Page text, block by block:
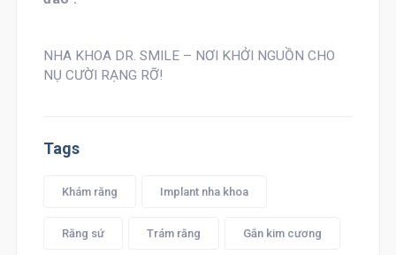
NHA KHOA DR. SMILE – NƠI KHỞI NGUỒN CHO
NỤ CƯỜI RẠNG RỠ!
Tags
Khám răng Implant nha khoa
Răng sứ Trám răng Gắn kim cương